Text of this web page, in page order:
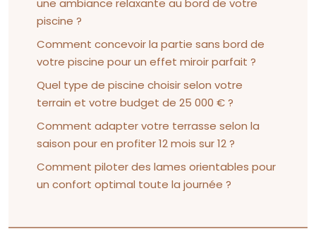
une ambiance relaxante au bord de votre
piscine ?
Comment concevoir la partie sans bord de
votre piscine pour un effet miroir parfait ?
Quel type de piscine choisir selon votre
terrain et votre budget de 25 000 € ?
Comment adapter votre terrasse selon la
saison pour en profiter 12 mois sur 12 ?
Comment piloter des lames orientables pour
un confort optimal toute la journée ?